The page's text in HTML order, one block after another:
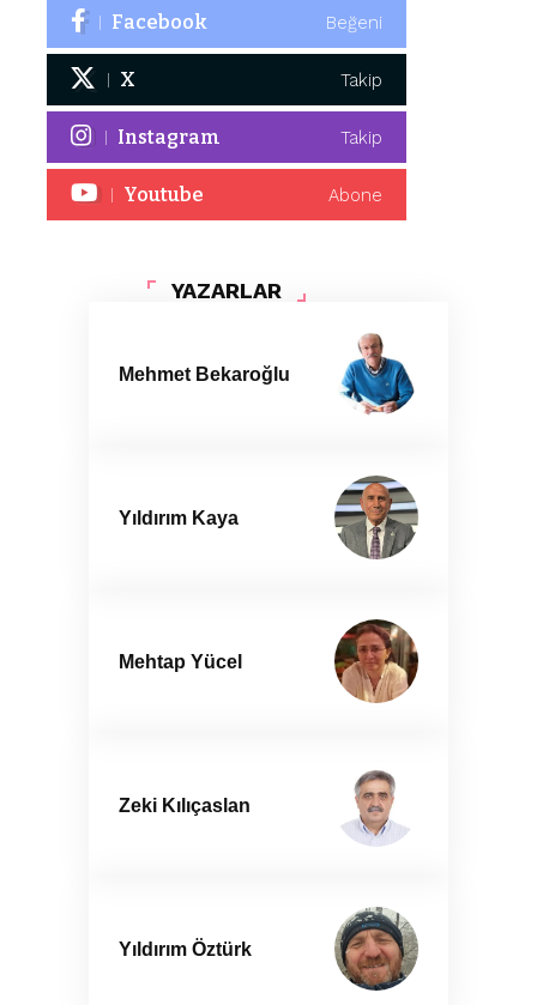
Facebook Beğeni
X Takip
Instagram Takip
Youtube Abone
YAZARLAR
Mehmet Bekaroğlu
Yıldırım Kaya
Mehtap Yücel
Zeki Kılıçaslan
Yıldırım Öztürk